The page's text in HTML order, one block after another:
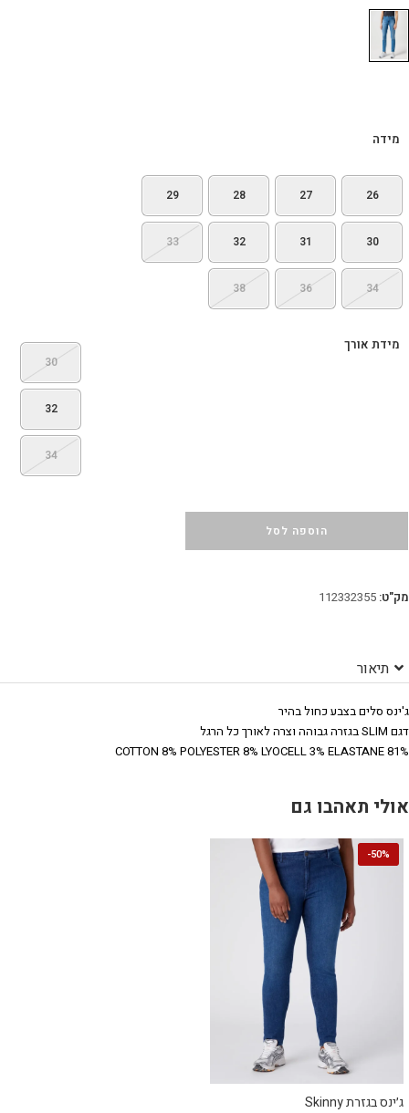
מידה
26
27
28
29
30
31
32
33
34
36
38
מידת אורך
30
32
34
הוספה לסל
מק"ט: 112332355
תיאור
ג'ינס סלים בצבע כחול בהיר
דגם SLIM בגזרה גבוהה וצרה לאורך כל הרגל
81% COTTON 8% POLYESTER 8% LYOCELL 3% ELASTANE
אולי תאהבו גם
50%
-
ג׳ינס בגזרת Skinny